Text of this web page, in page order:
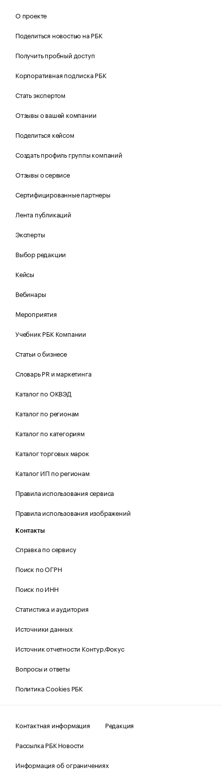
О проекте
Поделиться новостью на РБК
Получить пробный доступ
Корпоративная подписка РБК
Стать экспертом
Отзывы о вашей компании
Поделиться кейсом
Создать профиль группы компаний
Отзывы о сервисе
Сертифицированные партнеры
Лента публикаций
Эксперты
Выбор редакции
Кейсы
Вебинары
Мероприятия
Учебник РБК Компании
Статьи о бизнесе
Словарь PR и маркетинга
Каталог по ОКВЭД
Каталог по регионам
Каталог по категориям
Каталог торговых марок
Каталог ИП по регионам
Правила использования сервиса
Правила использования изображений
Контакты
Справка по сервису
Поиск по ОГРН
Поиск по ИНН
Статистика и аудитория
Источники данных
Источник отчетности Контур.Фокус
Вопросы и ответы
Политика Cookies РБК
Контактная информация
Редакция
Рассылка РБК Новости
Информация об ограничениях